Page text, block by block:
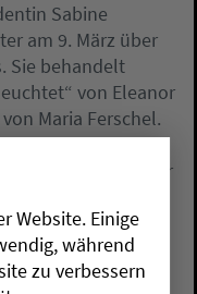
Sabine
am 9. März über
Sie behandelt
von Eleanor
Maria Ferschel.
mit Liedern der
Jahrhundert,
Kai Wessels.
„So nimm denn
„Die Kirche steht
Website. Einige
während
zu verbessern